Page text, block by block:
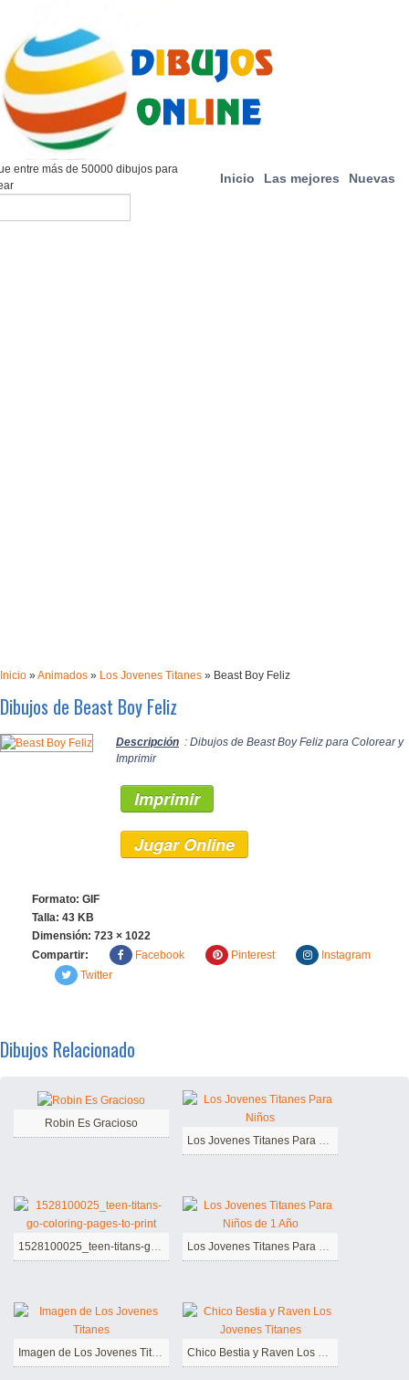
Inicio Las mejores Nuevas
entre más de 50000 dibujos para
Inicio »Animados » Los Jovenes Titanes » Beast Boy Feliz
Dibujos de Beast Boy Feliz
Descripción : Dibujos de Beast Boy Feliz para Colorear y
Imprimir
Imprimir
Jugar Online
Formato: GIF
Talla: 43 KB
Dimensión: 723 × 1022
Compartir:
Facebook Pinterest
Instagram
Twitter
Dibujos Relacionado
Robin Es Gracioso
Los Jovenes Titanes Para Niños
1528100025_teen-titans-go-coloring-pages-to-print Los Jovenes Titanes Para Niños de 1 Año
Imagen de Los Jovenes Titanes Chico Bestia y Raven Los Jovenes Titanes